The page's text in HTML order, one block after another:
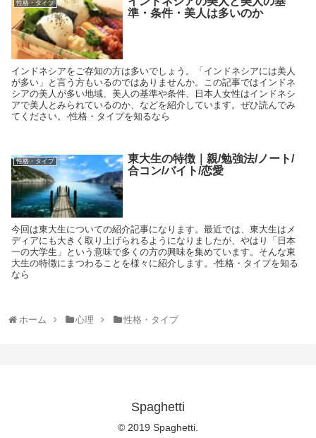
性格・タイプ
準・条件・美人は多いのか
インドネシアをご存知の方は多いでしょう。「インドネシアには美人
が多い」と言う方もいるのではありませんか。この記事ではインドネ
シアの美人が多い地域、美人の基準や条件、日本人女性はインドネシ
アで美人とみられているのか、などを紹介しています。ぜひ読んでみ
てください。-性格・タイプを知るなら
性格・タイプ
東大生の特徴｜親/勉強法/ノート/
合コン/バイト/恋愛
今回は東大生についての紹介記事になります。最近では、東大生はメ
ディアにも大きく取り上げられるようになりましたが、やはり「日本
一の大学生」という意味で多くの方の興味を集めています。そんな東
大生の特徴にまつわることを様々に紹介します。-性格・タイプを知る
なら
ホーム 心理 性格・タイプ
Spaghetti
© 2019 Spaghetti.